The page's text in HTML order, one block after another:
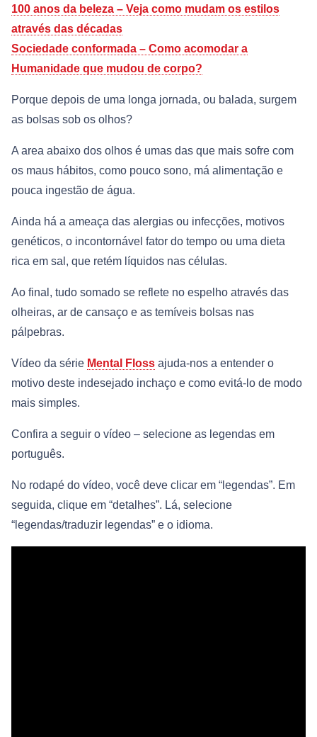
100 anos da beleza – Veja como mudam os estilos
através das décadas
Sociedade conformada – Como acomodar a
Humanidade que mudou de corpo?
Porque depois de uma longa jornada, ou balada, surgem
as bolsas sob os olhos?
A area abaixo dos olhos é umas das que mais sofre com
os maus hábitos, como pouco sono, má alimentação e
pouca ingestão de água.
Ainda há a ameaça das alergias ou infecções, motivos
genéticos, o incontornável fator do tempo ou uma dieta
rica em sal, que retém líquidos nas células.
Ao final, tudo somado se reflete no espelho através das
olheiras, ar de cansaço e as temíveis bolsas nas
pálpebras.
Vídeo da série Mental Floss ajuda-nos a entender o
motivo deste indesejado inchaço e como evitá-lo de modo
mais simples.
Confira a seguir o vídeo – selecione as legendas em
português.
No rodapé do vídeo, você deve clicar em “legendas”. Em
seguida, clique em “detalhes”. Lá, selecione
“legendas/traduzir legendas” e o idioma.